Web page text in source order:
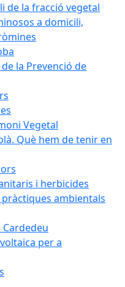
de la fracció vegetal
a domicili,
la Prevenció de
Vegetal
Què hem de tenir en
i herbicides
ambientals
per a